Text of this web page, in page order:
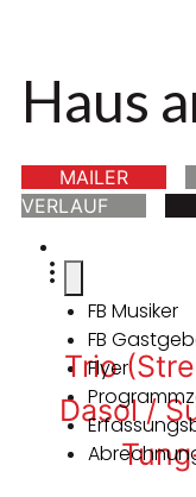
Haus
MAILER
VERLAUF
FB Musiker
FB
Flyer
Trio
Dasol /